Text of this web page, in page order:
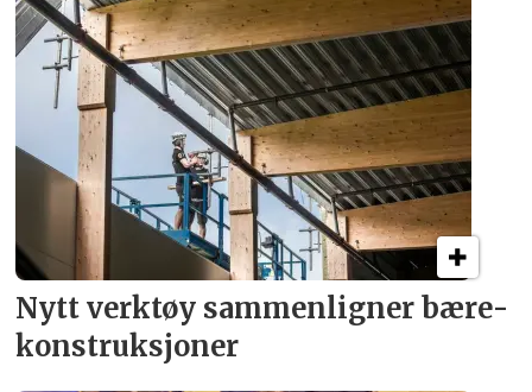
Nytt verktøy sammenligner bære­
konstruksjoner